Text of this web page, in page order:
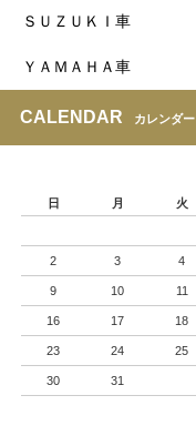
ＳＵＺＵＫＩ車
ＹＡＭＡＨＡ車
CALENDAR カレンダー
日
月 火
2 3 4
9 10 11
16 17 18
23 24 25
30 31